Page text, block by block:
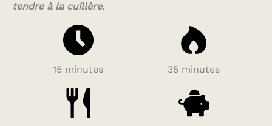
tendre à la cuillère.
15 minutes 35 minutes